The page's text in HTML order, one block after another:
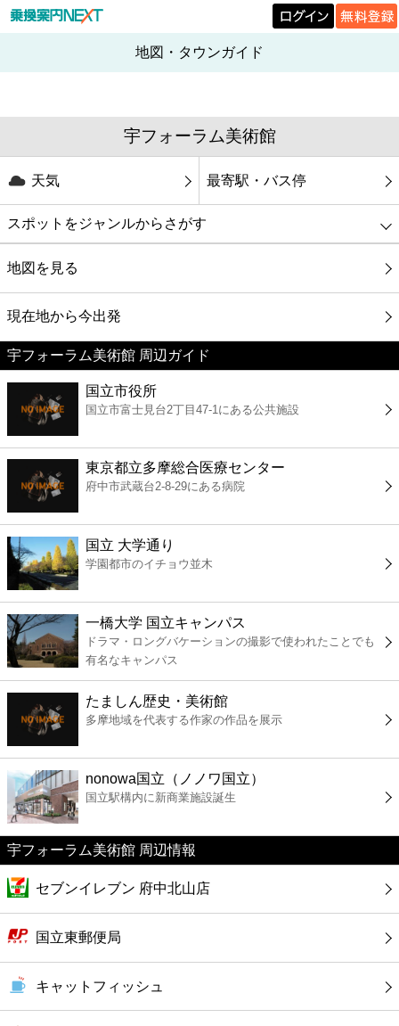
地図・タウンガイド
宇フォーラム美術館
天気 最寄駅・バス停
スポットをジャンルからさがす
グルメ
映画
美容
コンビニ
薬局
スーパー
エンタメ
レジャー
書店
ファミレス
カフェ
ショッピング
銀行
公共
病院
地図を見る
現在地から今出発
宇フォーラム美術館 周辺ガイド
国立市役所
国立市富士見台2丁目47-1にある公共施設
東京都立多摩総合医療センター
府中市武蔵台2-8-29にある病院
国立 大学通り
学園都市のイチョウ並木
一橋大学 国立キャンパス
ドラマ・ロングバケーションの撮影で使われたことでも
有名なキャンパス
たましん歴史・美術館
多摩地域を代表する作家の作品を展示
nonowa国立（ノノワ国立）
国立駅構内に新商業施設誕生
宇フォーラム美術館 周辺情報
セブンイレブン 府中北山店
国立東郵便局
キャットフィッシュ